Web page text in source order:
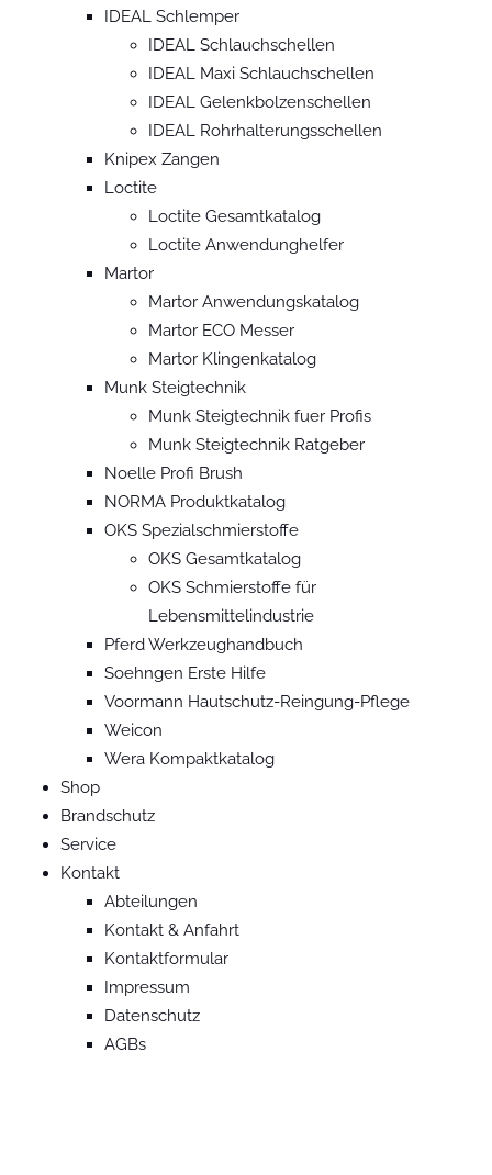
IDEAL Schlemper
IDEAL Schlauchschellen
IDEAL Maxi Schlauchschellen
IDEAL Gelenkbolzenschellen
IDEAL Rohrhalterungsschellen
Knipex Zangen
Loctite
Loctite Gesamtkatalog
Loctite Anwendunghelfer
Martor
Martor Anwendungskatalog
Martor ECO Messer
Martor Klingenkatalog
Munk Steigtechnik
Munk Steigtechnik fuer Profis
Munk Steigtechnik Ratgeber
Noelle Profi Brush
NORMA Produktkatalog
OKS Spezialschmierstoffe
OKS Gesamtkatalog
OKS Schmierstoffe für
Lebensmittelindustrie
Pferd Werkzeughandbuch
Soehngen Erste Hilfe
Voormann Hautschutz-Reingung-Pflege
Weicon
Wera Kompaktkatalog
Shop
Brandschutz
Service
Kontakt
Abteilungen
Kontakt & Anfahrt
Kontaktformular
Impressum
Datenschutz
AGBs